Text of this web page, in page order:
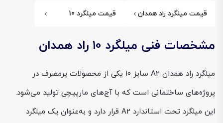
قیمت میلگرد راد همدان قیمت میلگرد 10
مشخصات فنی میلگرد 10 راد همدان
میلگرد راد همدان A2 سایز 10 یکی از محصولات پرمصرف در
پروژه‌های ساختمانی است که با آج‌های مارپیچی تولید می‌شود.
این میلگرد تحت استاندارد A2 قرار دارد و به‌عنوان یک میلگرد